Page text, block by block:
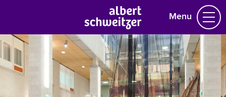
Menu
Homepage
Praktische informatie
Specialismen